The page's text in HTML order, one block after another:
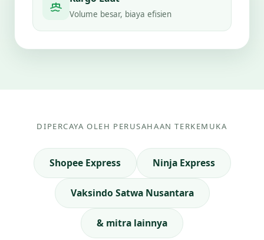
Volume besar, biaya efisien
DIPERCAYA OLEH PERUSAHAAN TERKEMUKA
Shopee Express Ninja Express
Vaksindo Satwa Nusantara
& mitra lainnya